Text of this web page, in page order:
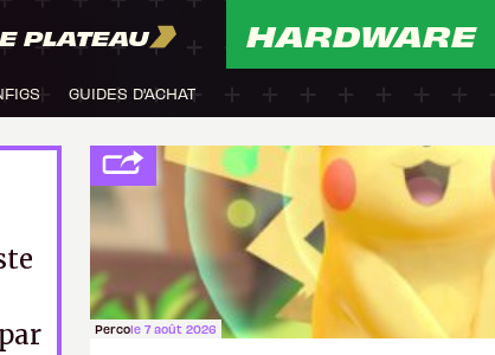
PLATEAU HARDWARE
GUIDES D'ACHAT
Percole 7 août 2026